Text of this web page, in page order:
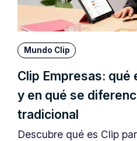
Mundo Clip
Clip Empresas: qué
y en qué se
tradicional
Descubre qué es Clip